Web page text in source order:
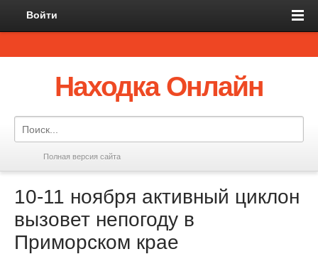
Войти
Находка Онлайн
Полная версия сайта
10-11 ноября активный циклон
вызовет непогоду в
Приморском крае